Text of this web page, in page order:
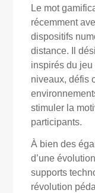
Le mot
récemment
dispositifs
distance. Il
inspirés du
niveaux, défis
stimuler la
participants.
À bien des
d’une
supports
révolution